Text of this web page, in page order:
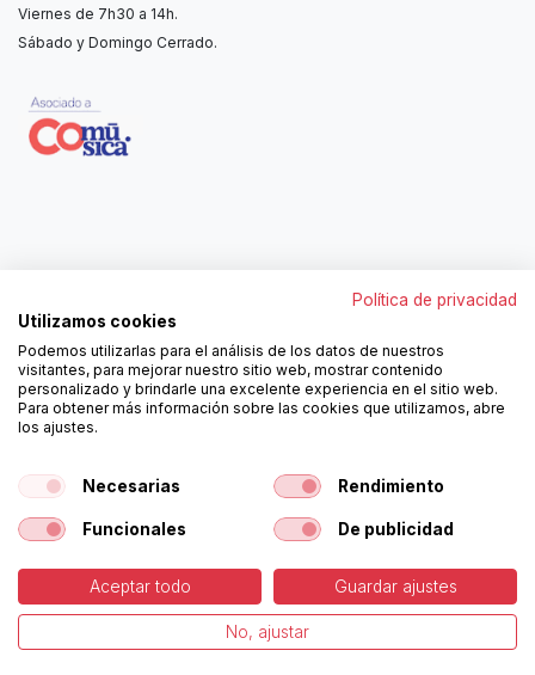
Viernes de 7h30 a 14h.
Sábado y Domingo Cerrado.
962250313
ortola@ortola-sa.es
Av. d'Albaida, s/n
46840 La Pobla del Duc (Valencia)
¡Síguenos!
Copyright © Ortolá, S.A. -Política de Cookies -Aviso
Legal
Español
Política de privacidad
Utilizamos cookies
Podemos utilizarlas para el análisis de los datos de nuestros
visitantes, para mejorar nuestro sitio web, mostrar contenido
personalizado y brindarle una excelente experiencia en el sitio web.
Para obtener más información sobre las cookies que utilizamos, abre
los ajustes.
Necesarias Rendimiento
Funcionales De publicidad
Aceptar todo Guardar ajustes
No, ajustar